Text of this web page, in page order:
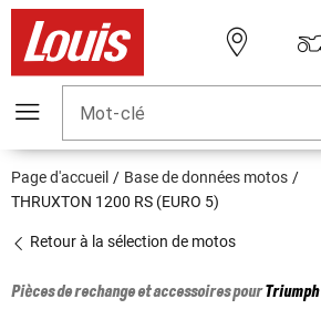
Mot-clé
Page d'accueil
Base de données motos
THRUXTON 1200 RS (EURO 5)
Retour à la sélection de motos
Pièces de rechange et accessoires pourTriumph